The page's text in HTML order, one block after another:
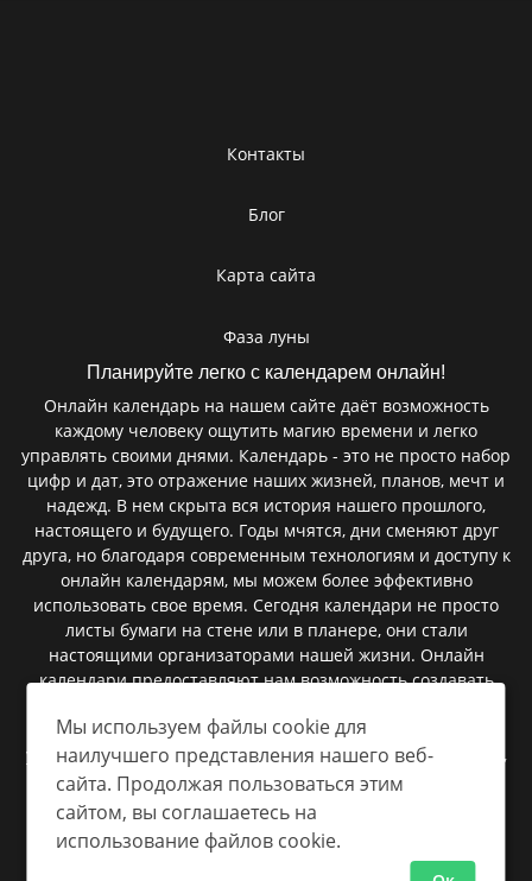
Контакты
Блог
Карта сайта
Фаза луны
Планируйте легко с календарем онлайн!
Онлайн календарь на нашем сайте даёт возможность
каждому человеку ощутить магию времени и легко
управлять своими днями. Календарь - это не просто набор
цифр и дат, это отражение наших жизней, планов, мечт и
надежд. В нем скрыта вся история нашего прошлого,
настоящего и будущего. Годы мчятся, дни сменяют друг
друга, но благодаря современным технологиям и доступу к
онлайн календарям, мы можем более эффективно
использовать свое время. Сегодня календари не просто
листы бумаги на стене или в планере, они стали
настоящими организаторами нашей жизни. Онлайн
календари предоставляют нам возможность создавать
напоминания и следить за важными событиями. В них
умещаются сроки сдачи проектов, дни рождения близких,
важные праздники, и даже небольшие заметки, которые
помогают нам быть более организованными.
Мы используем файлы cookie для
наилучшего представления нашего веб-
сайта. Продолжая пользоваться этим
сайтом, вы соглашаетесь на
использование файлов cookie.